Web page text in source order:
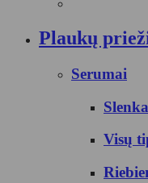
Plaukų
Serumai
Visų